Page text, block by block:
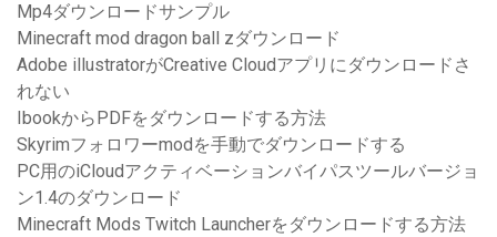
Mp4ダウンロードサンプル
Minecraft mod dragon ball zダウンロード
Adobe illustratorがCreative Cloudアプリにダウンロードさ
れない
IbookからPDFをダウンロードする方法
Skyrimフォロワーmodを手動でダウンロードする
PC用のiCloudアクティベーションバイパスツールバージョ
ン1.4のダウンロード
Minecraft Mods Twitch Launcherをダウンロードする方法